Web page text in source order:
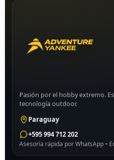
Pasión por el hobby extremo.
tecnología outdoor.
Paraguay
+595 994 712 202
Asesoría rápida por WhatsApp •